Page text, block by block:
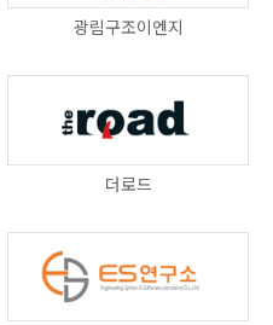
광림구조이엔지
더로드